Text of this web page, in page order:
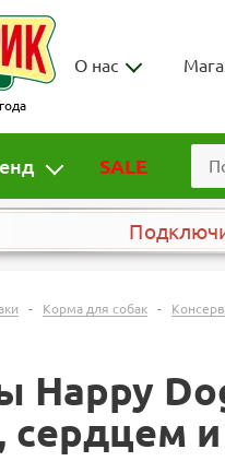
О нас
SALE
- Корма для собак -
Happy
сердцем